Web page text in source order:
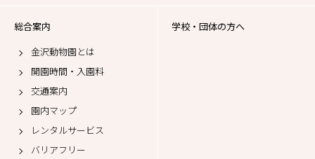
総合案内
金沢動物園とは
開園時間・入園料
交通案内
園内マップ
レンタルサービス
バリアフリー
学校・団体の方へ